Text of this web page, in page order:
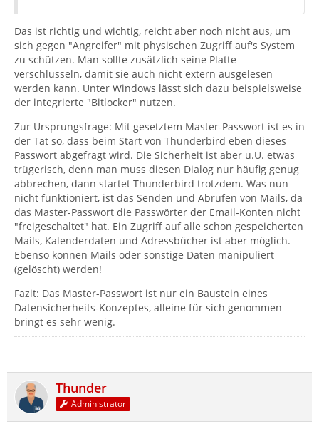
Das ist richtig und wichtig, reicht aber noch nicht aus, um
sich gegen "Angreifer" mit physischen Zugriff auf's System
zu schützen. Man sollte zusätzlich seine Platte
verschlüsseln, damit sie auch nicht extern ausgelesen
werden kann. Unter Windows lässt sich dazu beispielsweise
der integrierte "Bitlocker" nutzen.
Zur Ursprungsfrage: Mit gesetztem Master-Passwort ist es in
der Tat so, dass beim Start von Thunderbird eben dieses
Passwort abgefragt wird. Die Sicherheit ist aber u.U. etwas
trügerisch, denn man muss diesen Dialog nur häufig genug
abbrechen, dann startet Thunderbird trotzdem. Was nun
nicht funktioniert, ist das Senden und Abrufen von Mails, da
das Master-Passwort die Passwörter der Email-Konten nicht
"freigeschaltet" hat. Ein Zugriff auf alle schon gespeicherten
Mails, Kalenderdaten und Adressbücher ist aber möglich.
Ebenso können Mails oder sonstige Daten manipuliert
(gelöscht) werden!
Fazit: Das Master-Passwort ist nur ein Baustein eines
Datensicherheits-Konzeptes, alleine für sich genommen
bringt es sehr wenig.
Thunder
Administrator